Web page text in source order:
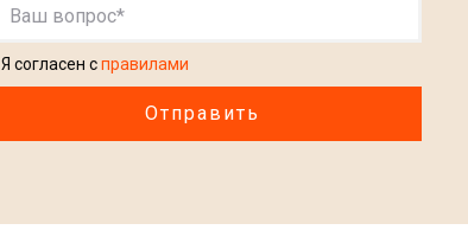
Я согласен справилами